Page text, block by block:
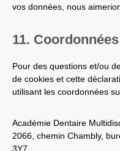
vos données, nous
11. Coordonnées
Pour des questions et/ou
de cookies et cette
utilisant les coordonnées
Académie Dentaire
2066, chemin Chambly,
3Y7